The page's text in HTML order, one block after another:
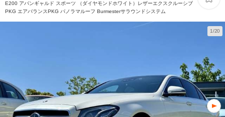
E200 アバンギャルド スポーツ （ダイヤモンドホワイト）レザーエクスクルーシブ
PKG エアバランスPKG パノラマルーフ Burmesterサラウンドシステム
1/20